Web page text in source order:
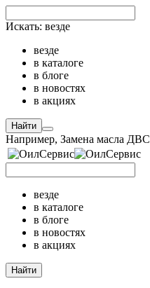
Искать: везде
везде
в каталоге
в блоге
в новостях
в акциях
Найти
Например, Замена масла ДВС
везде
в каталоге
в блоге
в новостях
в акциях
Найти